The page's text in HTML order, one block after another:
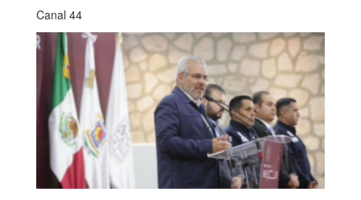
Canal 44